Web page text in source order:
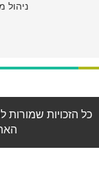
ניהול